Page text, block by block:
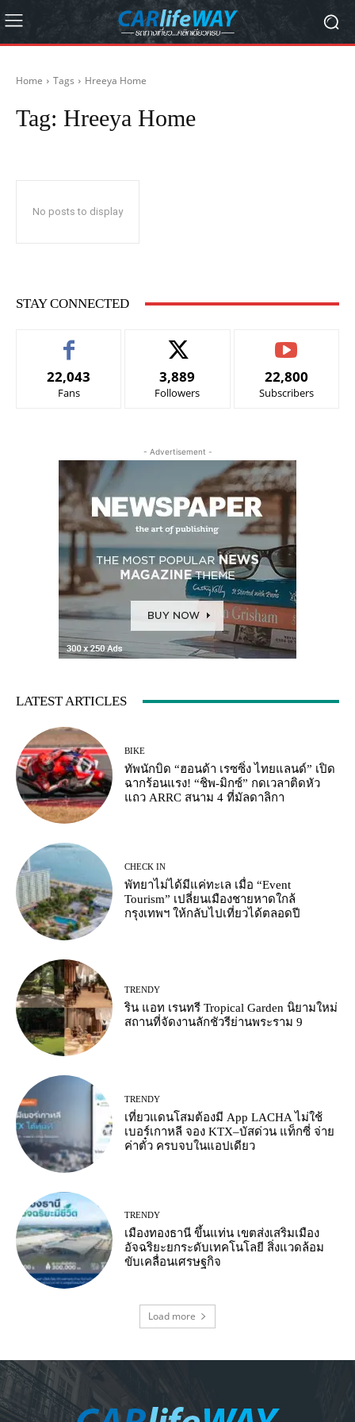
Home Tags Hreeya Home
Tag: Hreeya Home
No posts to display
STAY CONNECTED
22,043
Fans
3,889
Followers
22,800
Subscribers
- Advertisement -
LATEST ARTICLES
BIKE
ทัพนักบิด “ฮอนด้า เรซซิ่ง ไทยแลนด์” เปิด
ฉากร้อนแรง! “ชิพ-มิกซ์” กดเวลาติดหัว
แถว ARRC สนาม 4 ที่มัลดาลิกา
CHECK IN
พัทยาไม่ได้มีแค่ทะเล เมื่อ “Event
Tourism” เปลี่ยนเมืองชายหาดใกล้
กรุงเทพฯ ให้กลับไปเที่ยวได้ตลอดปี
TRENDY
ริน แอท เรนทรี Tropical Garden นิยามใหม่
สถานที่จัดงานลักชัวรีย่านพระราม 9
TRENDY
เที่ยวแดนโสมต้องมี App LACHA ไม่ใช้
เบอร์เกาหลี จอง KTX–บัสด่วน แท็กซี่ จ่าย
ค่าตั๋ว ครบจบในแอปเดียว
TRENDY
เมืองทองธานี ขึ้นแท่น เขตส่งเสริมเมือง
อัจฉริยะยกระดับเทคโนโลยี สิ่งแวดล้อม
ขับเคลื่อนเศรษฐกิจ
Load more